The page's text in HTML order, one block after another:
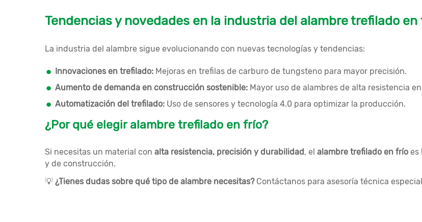
Tendencias y novedades en la industria del alambre trefilado en
La industria del alambre sigue evolucionando con nuevas tecnologías y tendencias:
Innovaciones en trefilado: Mejoras en trefilas de carburo de tungsteno para mayor precisión.
Aumento de demanda en construcción sostenible: Mayor uso de alambres de alta resistencia
Automatización del trefilado: Uso de sensores y tecnología 4.0 para optimizar la producción.
¿Por qué elegir alambre trefilado en frío?
Si necesitas un material con alta resistencia, precisión y durabilidad, el alambre trefilado en frío es
y de construcción.
💡 ¿Tienes dudas sobre qué tipo de alambre necesitas?Contáctanos para asesoría técnica